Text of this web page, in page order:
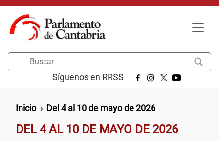
Pasar al contenido principal
Síguenos en RRSS
Ruta de navegación
Inicio Del 4 al 10 de mayo de 2026
DEL 4 AL 10 DE MAYO DE 2026